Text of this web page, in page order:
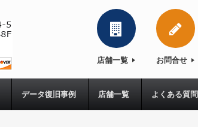
店舗一覧 お問合せ
データ復旧事例 店舗一覧 よくある質問